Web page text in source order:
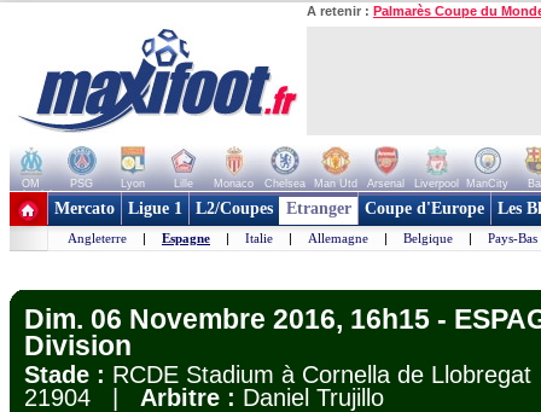
A retenir : Palmarès Coupe du
OM PSG Lyon Lille Monaco Chelsea Man Utd Arsenal Liverpool ManCity
+ de clubs
Mercato Ligue 1 L2/Coupes Etranger Coupe d'Europe Les
Angleterre | Espagne | Italie | Allemagne | Belgique | Pays-Bas
Dim. 06 Novembre 2016, 16h15 -
Division
Stade : RCDE Stadium à Cornella de
21904 | Arbitre : Daniel Trujillo